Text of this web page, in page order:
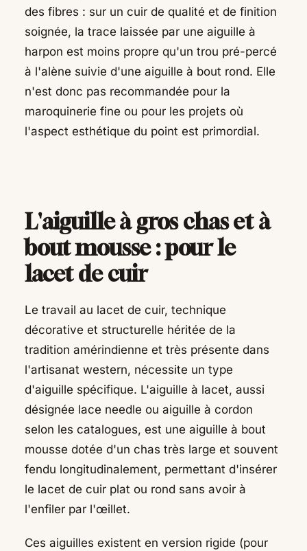
des fibres : sur un cuir de qualité et de finition
soignée, la trace laissée par une aiguille à
harpon est moins propre qu'un trou pré-percé
à l'alène suivie d'une aiguille à bout rond. Elle
n'est donc pas recommandée pour la
maroquinerie fine ou pour les projets où
l'aspect esthétique du point est primordial.
L'aiguille à gros chas et à
bout mousse : pour le
lacet de cuir
Le travail au lacet de cuir, technique
décorative et structurelle héritée de la
tradition amérindienne et très présente dans
l'artisanat western, nécessite un type
d'aiguille spécifique. L'aiguille à lacet, aussi
désignée lace needle ou aiguille à cordon
selon les catalogues, est une aiguille à bout
mousse dotée d'un chas très large et souvent
fendu longitudinalement, permettant d'insérer
le lacet de cuir plat ou rond sans avoir à
l'enfiler par l'œillet.
Ces aiguilles existent en version rigide (pour